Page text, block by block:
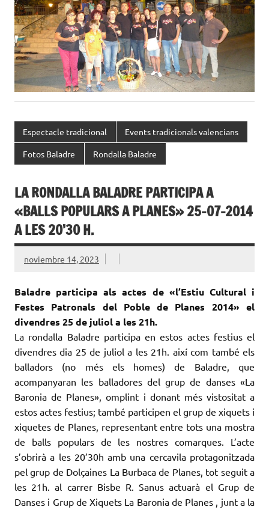
Espectacle tradicional Events tradicionals valencians
Fotos Baladre Rondalla Baladre
LA RONDALLA BALADRE PARTICIPA A
«BALLS POPULARS A PLANES» 25-07-2014
A LES 20’30 H.
noviembre 14, 2023
Baladre participa als actes de «l’Estiu Cultural i
Festes Patronals del Poble de Planes 2014» el
divendres 25 de juliol a les 21h.
La rondalla Baladre participa en estos actes festius el
divendres dia 25 de juliol a les 21h. així com també els
balladors (no més els homes) de Baladre, que
acompanyaran les balladores del grup de danses «La
Baronia de Planes», omplint i donant més vistositat a
estos actes festius; també participen el grup de xiquets i
xiquetes de Planes, representant entre tots una mostra
de balls populars de les nostres comarques. L’acte
s’obrirà a les 20’30h amb una cercavila protagonitzada
pel grup de Dolçaines La Burbaca de Planes, tot seguit a
les 21h. al carrer Bisbe R. Sanus actuarà el Grup de
Danses i Grup de Xiquets La Baronia de Planes , junt a la